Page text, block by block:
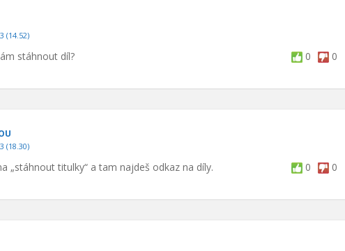
(14.52)
0 0
stáhnout díl?
(18.30)
0 0
„stáhnout titulky“ a tam najdeš odkaz na díly.